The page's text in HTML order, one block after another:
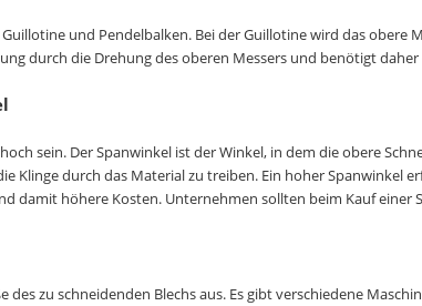
und Pendelbalken. Bei der Guillotine wird das obere
durch die Drehung des oberen Messers und benötigt
sein. Der Spanwinkel ist der Winkel, in dem die obere
Klinge durch das Material zu treiben. Ein hoher
damit höhere Kosten. Unternehmen sollten beim Kauf
zu schneidenden Blechs aus. Es gibt verschiedene